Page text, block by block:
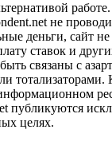
не
деньги, сайт
ставок и
связаны с
тотализаторами.
публикуются
целях.